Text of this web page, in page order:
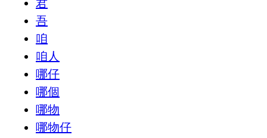
君
吾
咱
咱人
哪仔
哪個
哪物
哪物仔